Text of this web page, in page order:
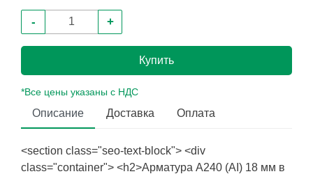
- +
Купить
*Все цены указаны с НДС
Описание Доставка Оплата
<section class="seo-text-block"> <div
class="container"> <h2>Арматура А240 (АI) 18 мм в